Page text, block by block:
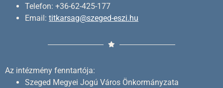
Telefon: +36-62-425-177
Email: titkarsag@szeged-eszi.hu
Az intézmény fenntartója:
Szeged Megyei Jogú Város Önkormányzata